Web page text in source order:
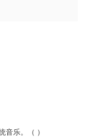
音乐。（ ）